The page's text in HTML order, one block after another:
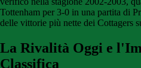
Tottenham per 3-0 in una partita di
delle vittorie più nette dei Cottagers
La Rivalità Oggi e
Classifica